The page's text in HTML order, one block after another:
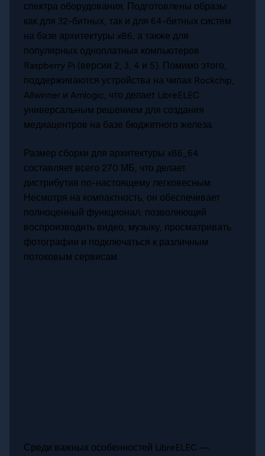
спектра оборудования. Подготовлены образы
как для 32-битных, так и для 64-битных систем
на базе архитектуры x86, а также для
популярных одноплатных компьютеров
Raspberry Pi (версии 2, 3, 4 и 5). Помимо этого,
поддерживаются устройства на чипах Rockchip,
Allwinner и Amlogic, что делает LibreELEC
универсальным решением для создания
медиацентров на базе бюджетного железа.
Размер сборки для архитектуры x86_64
составляет всего 270 МБ, что делает
дистрибутив по-настоящему легковесным.
Несмотря на компактность, он обеспечивает
полноценный функционал, позволяющий
воспроизводить видео, музыку, просматривать
фотографии и подключаться к различным
потоковым сервисам.
Среди важных особенностей LibreELEC —